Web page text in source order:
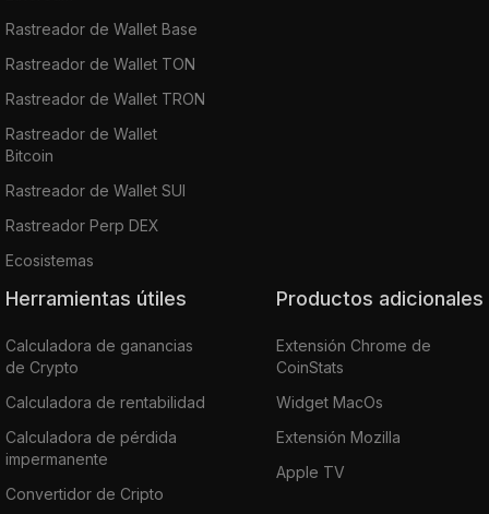
Rastreador de Wallet Base
Rastreador de Wallet TON
Rastreador de Wallet TRON
Rastreador de Wallet
Bitcoin
Rastreador de Wallet SUI
Rastreador Perp DEX
Ecosistemas
Herramientas útiles
Calculadora de ganancias
de Crypto
Calculadora de rentabilidad
Calculadora de pérdida
impermanente
Convertidor de Cripto
Productos adicionales
Extensión Chrome de
CoinStats
Widget MacOs
Extensión Mozilla
Apple TV